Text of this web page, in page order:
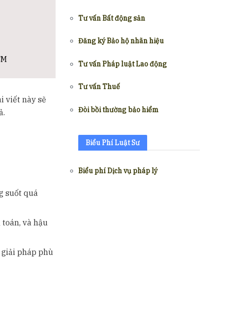
viết này sẽ
suốt quá
và hậu
pháp phù
Tư vấn Bất động sản
Đăng ký Bảo hộ nhãn hiệu
Tư vấn Pháp luật Lao động
Tư vấn Thuế
Đòi bồi thường bảo hiểm
Biểu Phí Luật Sư
Biểu phí Dịch vụ pháp lý